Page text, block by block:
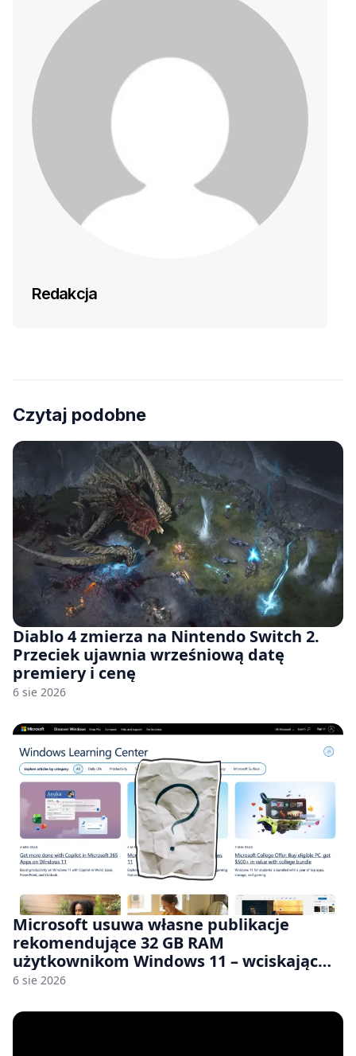
Redakcja
Czytaj podobne
Diablo 4 zmierza na Nintendo Switch 2.
Przeciek ujawnia wrześniową datę
premiery i cenę
6 sie 2026
Microsoft usuwa własne publikacje
rekomendujące 32 GB RAM
użytkownikom Windows 11 – wciskając
nam przy tym komputery z 8 GB RAM po
6 sie 2026